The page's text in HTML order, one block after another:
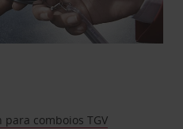
para comboios TGV